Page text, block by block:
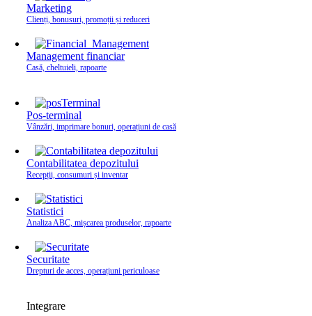
Marketing
Clienți, bonusuri, promoții și reduceri
Management financiar
Casă, cheltuieli, rapoarte
Pos-terminal
Vânzări, imprimare bonuri, operațiuni de casă
Contabilitatea depozitului
Recepții, consumuri și inventar
Statistici
Analiza ABC, mișcarea produselor, rapoarte
Securitate
Drepturi de acces, operațiuni periculoase
Integrare